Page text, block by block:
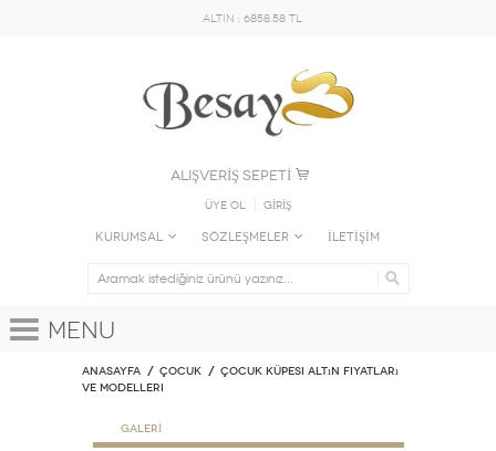
ALTIN : 6858.58 TL
ALIŞVERİŞ SEPETİ
Üye Ol GİRİŞ
KURUMSAL SÖZLEŞMELER İLETİŞİM
Menu
Anasayfa ÇOCUK
Çocuk Küpesi Altın Fiyatları
ve Modelleri
GALERİ